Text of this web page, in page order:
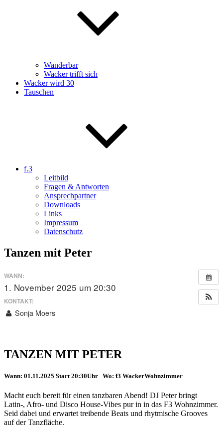
Wanderbar
Wacker trifft sich
Wacker wird 30
Tauschen
f.3
Leitbild
Fragen & Antworten
Ansprechpartner
Downloads
Links
Impressum
Datenschutz
Tanzen mit Peter
WANN:
1. November 2025 um 20:30
KONTAKT:
Sonja Moers
TANZEN MIT PETER
Wann: 01.11.2025 Start 20:30Uhr Wo: f3 WackerWohnzimmer
Macht euch bereit für einen tanzbaren Abend! DJ Peter bringt
Latin-, Afro- und Disco House-Vibes pur in in das F3 Wohnzimmer.
Seid dabei und erwartet treibende Beats und rhytmische Grooves
auf der Tanzfläche.